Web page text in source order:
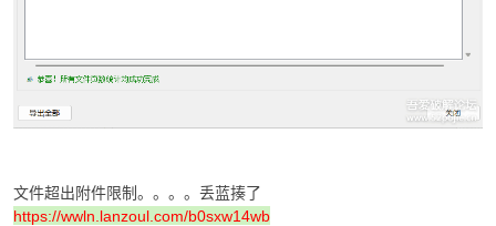
文件超出附件限制。。。。丢蓝揍了
https://wwln.lanzoul.com/b0sxw14wb